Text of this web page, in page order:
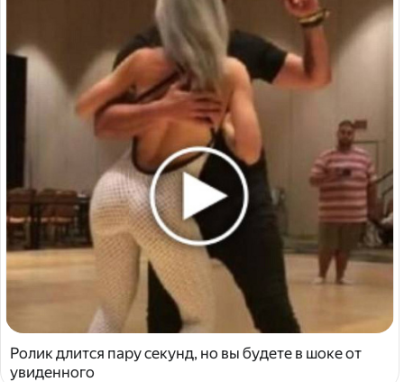
Ролик длится пару секунд, но вы будете в шоке от
увиденного